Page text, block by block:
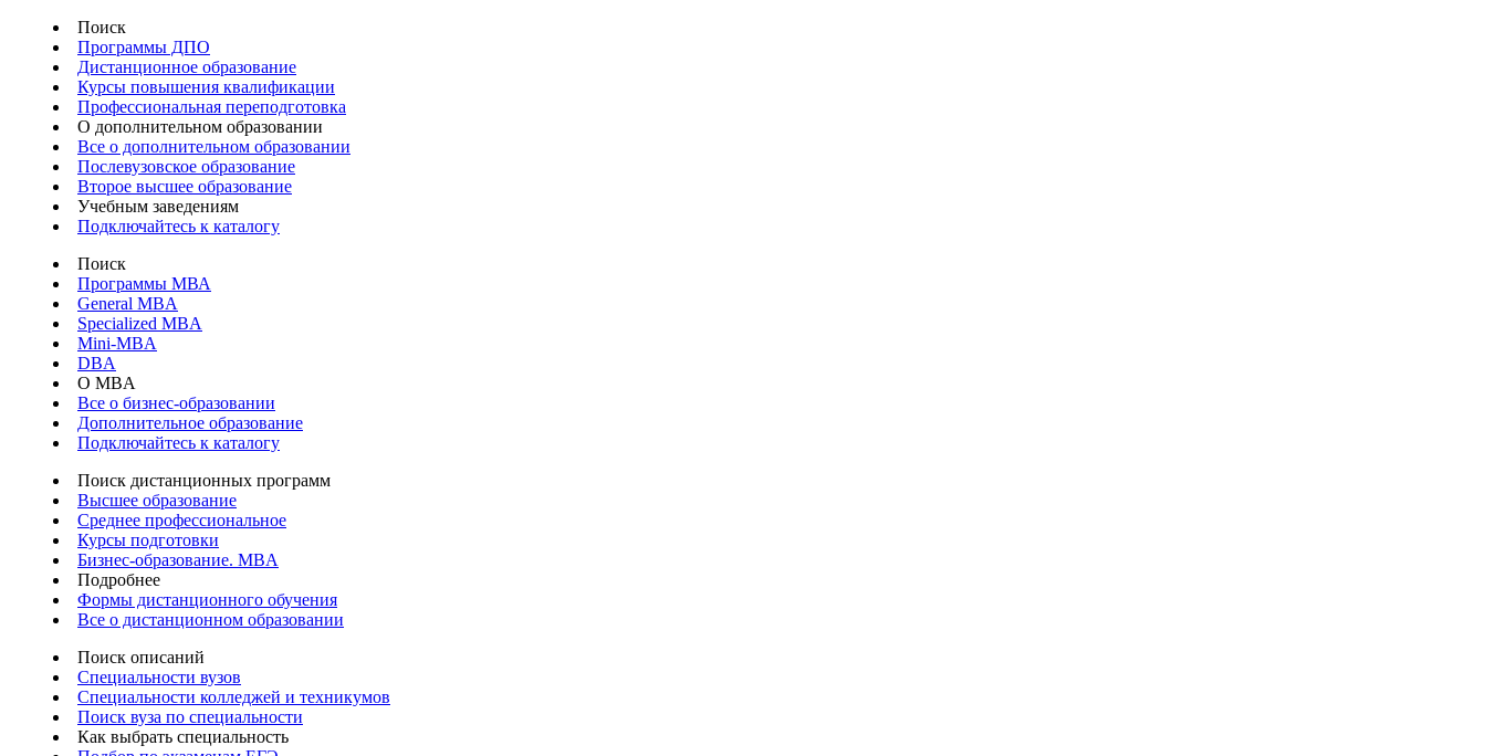
Поиск
Программы ДПО
Дистанционное образование
Курсы повышения квалификации
Профессиональная переподготовка
О дополнительном образовании
Все о дополнительном образовании
Послевузовское образование
Второе высшее образование
Учебным заведениям
Подключайтесь к каталогу
Поиск
Программы МВА
General MBA
Specialized MBA
Mini-MBA
DBA
О MBA
Все о бизнес-образовании
Дополнительное образование
Подключайтесь к каталогу
Поиск дистанционных программ
Высшее образование
Среднее профессиональное
Курсы подготовки
Бизнес-образование. MBA
Подробнее
Формы дистанционного обучения
Все о дистанционном образовании
Поиск описаний
Специальности вузов
Специальности колледжей и техникумов
Поиск вуза по специальности
Как выбрать специальность